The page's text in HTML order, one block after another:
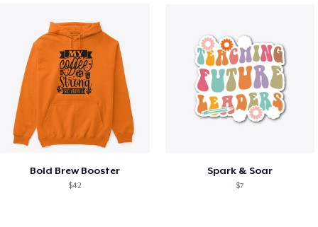
Bold Brew Booster
$42
Spark & Soar
$7